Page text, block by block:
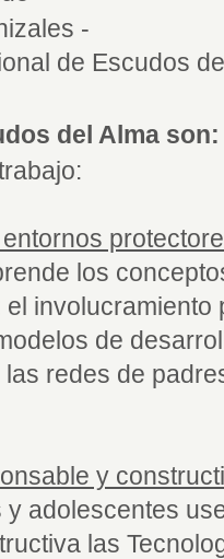
-
de Escudos
del Alma son:
los
involucramiento
de
redes de
y
adolescentes
las